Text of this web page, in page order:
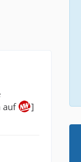
auf
]